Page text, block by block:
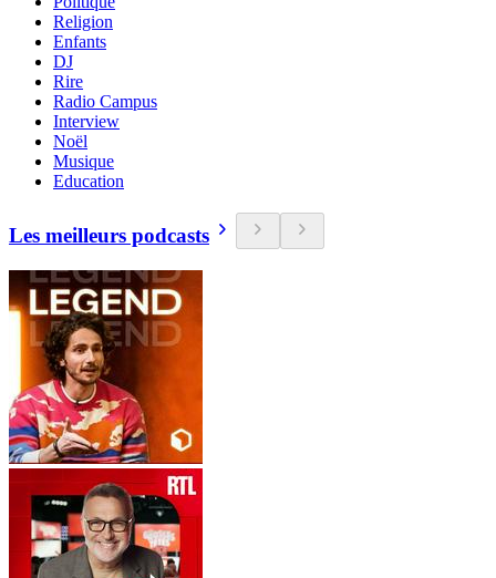
Religion
Enfants
DJ
Rire
Radio Campus
Interview
Noël
Musique
Education
Les meilleurs podcasts